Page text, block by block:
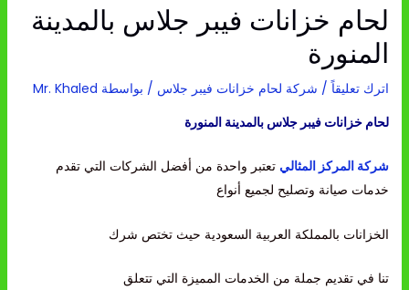
لحام خزانات فيبر جلاس بالمدينة
المنورة
اترك تعليقاً / شركة لحام خزانات فيبر جلاس / بواسطة Mr. Khaled
لحام خزانات فيبر جلاس بالمدينة المنورة
شركة المركز المثالي تعتبر واحدة من أفضل الشركات التي تقدم
خدمات صيانة وتصليح لجميع أنواع
الخزانات بالمملكة العربية السعودية حيث تختص شرك
تنا في تقديم جملة من الخدمات المميزة التي تتعلق